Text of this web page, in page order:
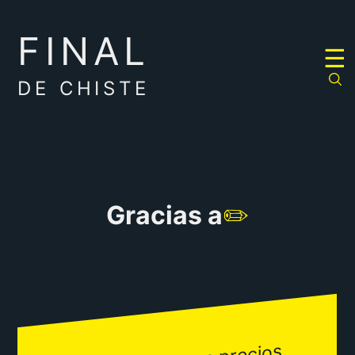
FINAL
DE CHISTE
☰
Gracias a✏️